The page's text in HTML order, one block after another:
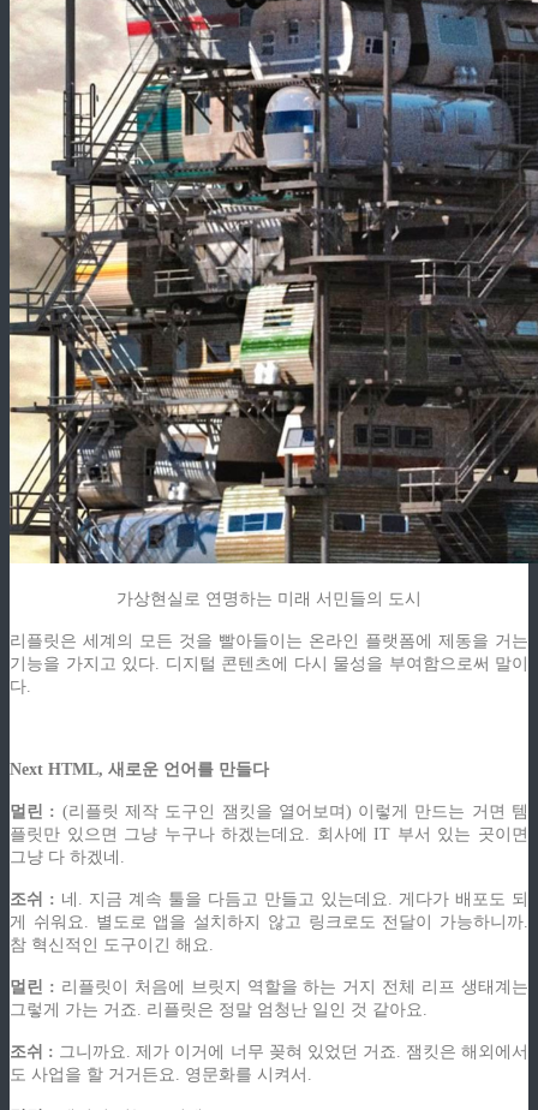
가상현실로 연명하는 미래 서민들의 도시
리플릿은 세계의 모든 것을 빨아들이는 온라인 플랫폼에 제동을 거는
기능을 가지고 있다. 디지털 콘텐츠에 다시 물성을 부여함으로써 말이
다.
Next HTML, 새로운 언어를 만들다
멀린 : (리플릿 제작 도구인 잼킷을 열어보며) 이렇게 만드는 거면 템
플릿만 있으면 그냥 누구나 하겠는데요. 회사에 IT 부서 있는 곳이면
그냥 다 하겠네.
조쉬 : 네. 지금 계속 툴을 다듬고 만들고 있는데요. 게다가 배포도 되
게 쉬워요. 별도로 앱을 설치하지 않고 링크로도 전달이 가능하니까.
참 혁신적인 도구이긴 해요.
멀린 : 리플릿이 처음에 브릿지 역할을 하는 거지 전체 리프 생태계는
그렇게 가는 거죠. 리플릿은 정말 엄청난 일인 것 같아요.
조쉬 : 그니까요. 제가 이거에 너무 꽂혀 있었던 거죠. 잼킷은 해외에서
도 사업을 할 거거든요. 영문화를 시켜서.